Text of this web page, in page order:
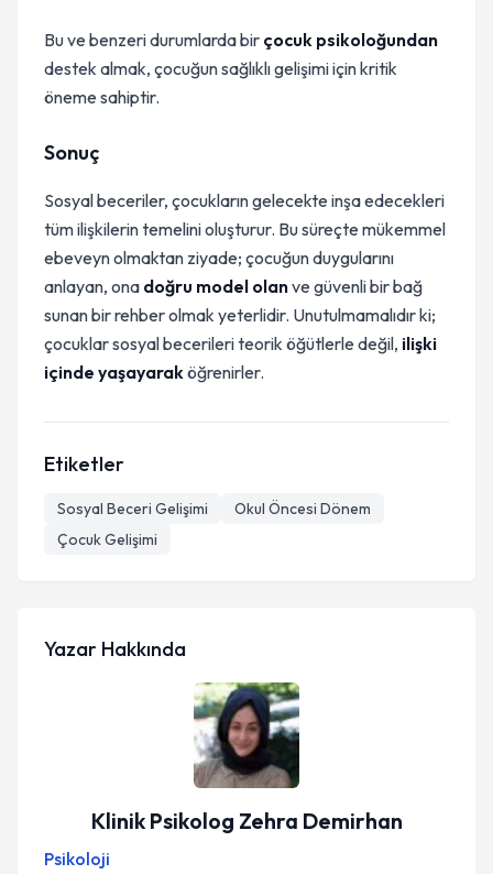
Bu ve benzeri durumlarda bir çocuk psikoloğundan
destek almak, çocuğun sağlıklı gelişimi için kritik
öneme sahiptir.
Sonuç
Sosyal beceriler, çocukların gelecekte inşa edecekleri
tüm ilişkilerin temelini oluşturur. Bu süreçte mükemmel
ebeveyn olmaktan ziyade; çocuğun duygularını
anlayan, ona doğru model olanve güvenli bir bağ
sunan bir rehber olmak yeterlidir. Unutulmamalıdır ki;
çocuklar sosyal becerileri teorik öğütlerle değil, ilişki
içinde yaşayaraköğrenirler.
Etiketler
Sosyal Beceri Gelişimi
Okul Öncesi Dönem
Çocuk Gelişimi
Yazar Hakkında
Klinik Psikolog Zehra Demirhan
Psikoloji